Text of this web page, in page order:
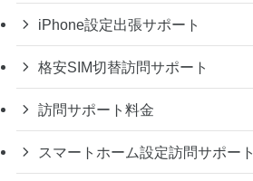
iPhone設定出張サポート
格安SIM切替訪問サポート
訪問サポート料金
スマートホーム設定訪問サポート